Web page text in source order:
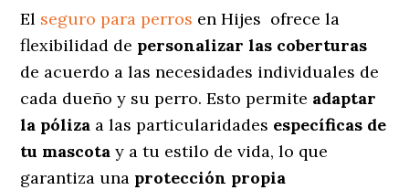
El seguro para perros en Hijes ofrece la
flexibilidad de personalizar las coberturas
de acuerdo a las necesidades individuales de
cada dueño y su perro. Esto permite adaptar
la póliza a las particularidades específicas de
tu mascota y a tu estilo de vida, lo que
garantiza una protección propia